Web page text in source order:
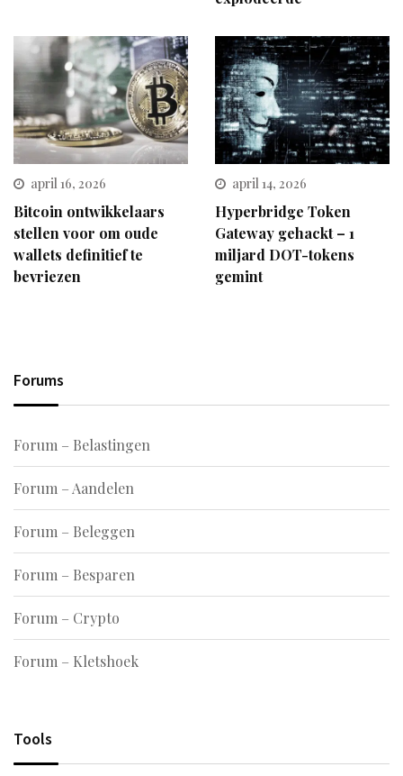
april 16, 2026
Bitcoin ontwikkelaars
stellen voor om oude
wallets definitief te
bevriezen
april 14, 2026
Hyperbridge Token
Gateway gehackt – 1
miljard DOT-tokens
gemint
Forums
Forum – Belastingen
Forum – Aandelen
Forum – Beleggen
Forum – Besparen
Forum – Crypto
Forum – Kletshoek
Tools